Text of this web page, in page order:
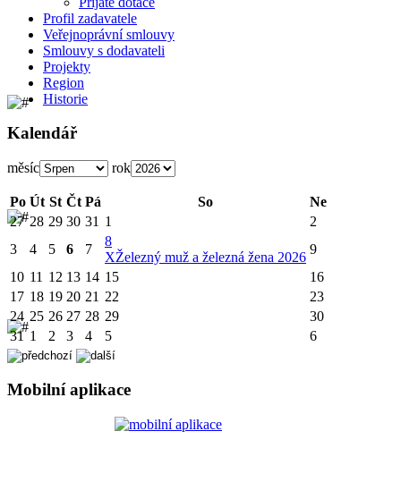
Profil zadavatele
Veřejnoprávní smlouvy
Smlouvy s dodavateli
Projekty
Region
Historie
Kalendář
měsíc rok
Po Út St Čt Pá So
Ne
27 28 29 30 31 1
2
3
4 5 6 7
8
XŽelezný muž a železná žena 2026
9
10 11 12 13 14 15
16
17 18 19 20 21 22
23
24 25 26 27 28 29
30
31 1 2 3 4 5 6
Mobilní aplikace